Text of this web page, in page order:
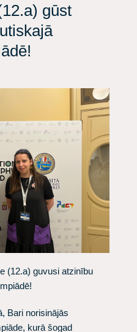
gūst
(12.a) guvusi atzinību
Bari norisinājās
kurā šogad